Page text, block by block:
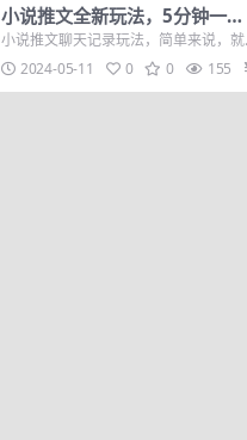
小说推文全新玩法，5分钟一条
原创视频，结合中视频bilibili
赚多份收益
小说推文聊天记录玩法，简单来说，就
是把小说里的精彩情节，用咱们平时聊
天的形式展现...
2024-05-11 0 0 155